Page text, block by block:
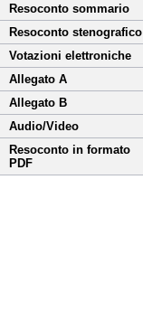
Resoconto sommario
Resoconto stenografico
Votazioni elettroniche
Allegato A
Allegato B
Audio/Video
Resoconto in formato
PDF